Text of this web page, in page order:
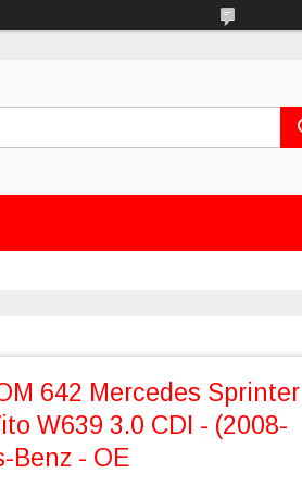
642 Mercedes Sprinter
W639 3.0 CDI - (2008-
Benz - OE